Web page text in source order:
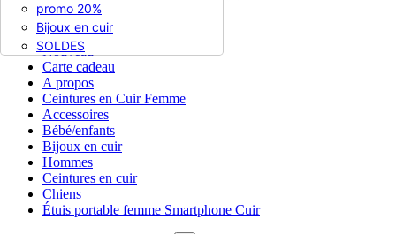
  En stock
promo 20%
Bijoux en cuir
SOLDES
Nouveau
Carte cadeau
A propos
Ceintures en Cuir Femme
Accessoires
Bébé/enfants
Bijoux en cuir
Hommes
Ceintures en cuir
Chiens
Étuis portable femme Smartphone Cuir